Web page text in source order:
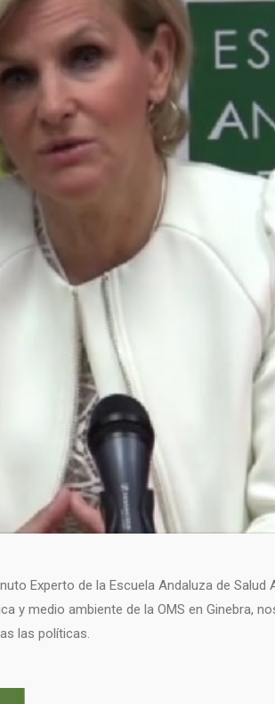
Experto de la Escuela Andaluza de Salud
y medio ambiente de la OMS en Ginebra,
las políticas.